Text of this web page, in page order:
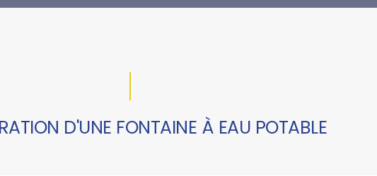
D'UNE FONTAINE À EAU POTABLE